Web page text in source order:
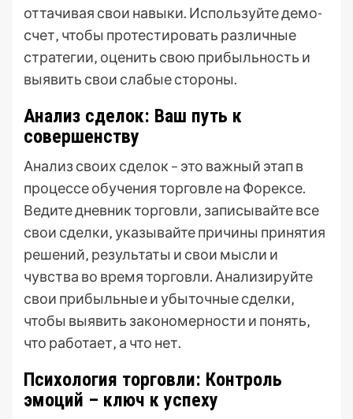
оттачивая свои навыки. Используйте демо-
счет‚ чтобы протестировать различные
стратегии‚ оценить свою прибыльность и
выявить свои слабые стороны.
Анализ сделок: Ваш путь к
совершенству
Анализ своих сделок – это важный этап в
процессе обучения торговле на Форексе.
Ведите дневник торговли‚ записывайте все
свои сделки‚ указывайте причины принятия
решений‚ результаты и свои мысли и
чувства во время торговли. Анализируйте
свои прибыльные и убыточные сделки‚
чтобы выявить закономерности и понять‚
что работает‚ а что нет.
Психология торговли: Контроль
эмоций – ключ к успеху